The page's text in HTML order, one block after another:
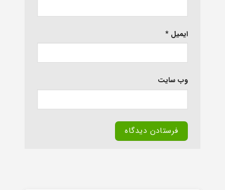
ایمیل *
وب‌ سایت